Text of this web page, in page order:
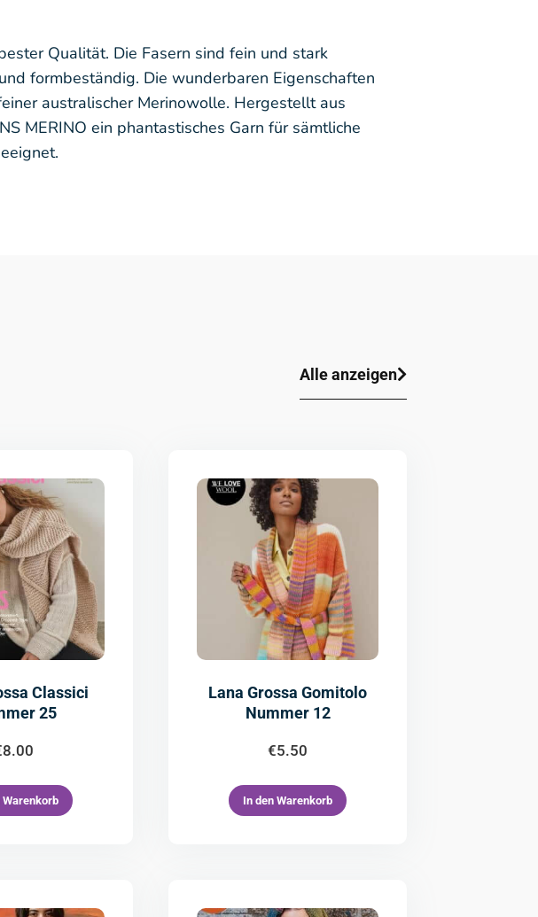
Qualität. Die Fasern sind fein und stark
formbeständig. Die wunderbaren Eigenschaften
australischer Merinowolle. Hergestellt aus
MERINO ein phantastisches Garn für sämtliche
Alle anzeigen
Classici
25
8.00
Warenkorb
Lana Grossa Gomitolo
Nummer 12
€5.50
In den Warenkorb